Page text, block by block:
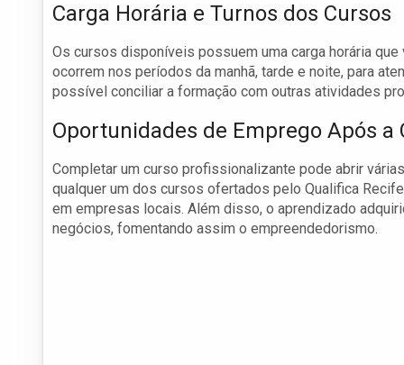
Carga Horária e Turnos dos Cursos
Os cursos disponíveis possuem uma carga horária
ocorrem nos períodos da manhã, tarde e noite, para
possível conciliar a formação com outras atividades
Oportunidades de Emprego Após a
Completar um curso profissionalizante pode abrir
qualquer um dos cursos ofertados pelo Qualifica
em empresas locais. Além disso, o aprendizado
negócios, fomentando assim o empreendedorismo.